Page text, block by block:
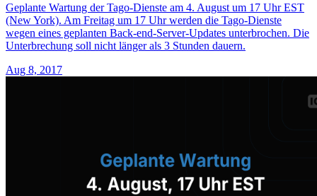
Geplante Wartung der Tago-Dienste am 4. August um 17 Uhr EST
(New York). Am Freitag um 17 Uhr werden die Tago-Dienste
wegen eines geplanten Back-end-Server-Updates unterbrochen. Die
Unterbrechung soll nicht länger als 3 Stunden dauern.
Aug 8, 2017